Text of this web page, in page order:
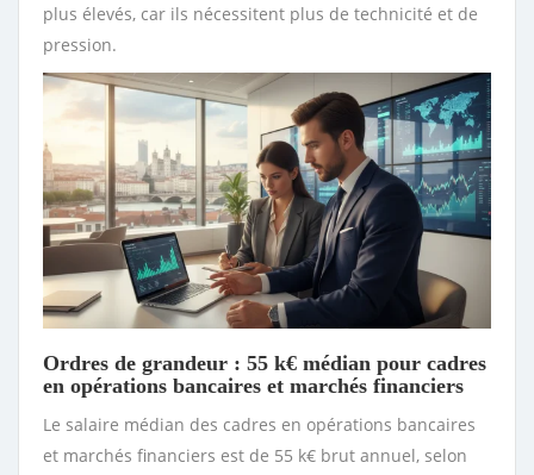
plus élevés, car ils nécessitent plus de technicité et de
pression.
Ordres de grandeur : 55 k€ médian pour cadres
en opérations bancaires et marchés financiers
Le salaire médian des cadres en opérations bancaires
et marchés financiers est de 55 k€ brut annuel, selon